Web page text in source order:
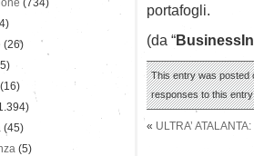
portafogli.
(da “
This entry was posted
responses to this
« ULTRA’
(734)
(26)
(16)
(45)
(5)